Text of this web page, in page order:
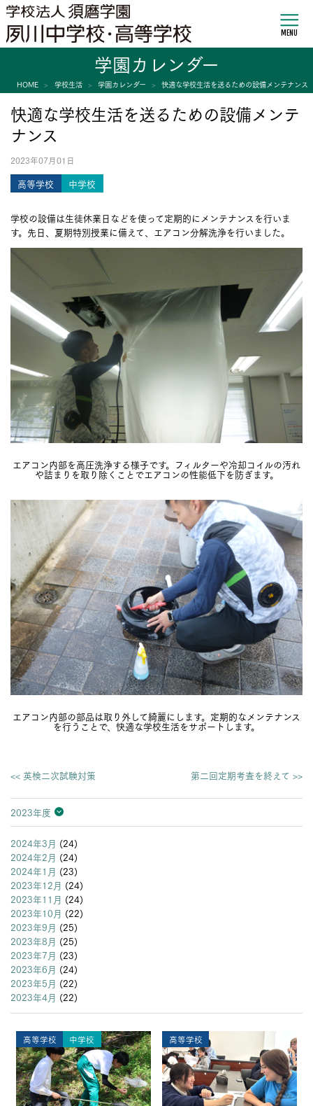
MENU
学園カレンダー
HOME 学校生活 学園カレンダー 快適な学校生活を送るための設備メンテナンス
快適な学校生活を送るための設備メンテ
ナンス
2023年07月01日
高等学校 中学校
学校の設備は生徒休業日などを使って定期的にメンテナンスを行いま
す。先日、夏期特別授業に備えて、エアコン分解洗浄を行いました。
エアコン内部を高圧洗浄する様子です。フィルターや冷却コイルの汚れ
や詰まりを取り除くことでエアコンの性能低下を防ぎます。
エアコン内部の部品は取り外して綺麗にします。定期的なメンテナンス
を行うことで、快適な学校生活をサポートします。
<< 英検二次試験対策 第二回定期考査を終えて >>
2023年度
2026年度
2025年度
2024年度
2023年度
2022年度
2021年度
2020年度
2019年度
2018年度
2017年度
2016年度
2015年度
2014年度
2013年度
2024年3月 (24)
2024年2月 (24)
2024年1月 (23)
2023年12月 (24)
2023年11月 (24)
2023年10月 (22)
2023年9月 (25)
2023年8月 (25)
2023年7月 (23)
2023年6月 (24)
2023年5月 (22)
2023年4月 (22)
高等学校 中学校 高等学校